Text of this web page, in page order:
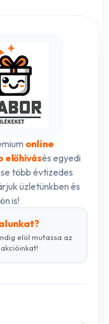
online
előhívásés egyedi
több évtizedes
üzletünkben és
is!
elöl mutassa az